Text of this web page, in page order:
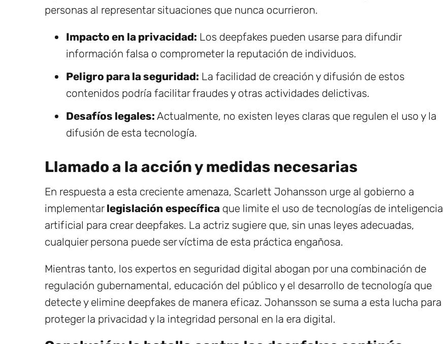
personas al representar situaciones que nunca ocurrieron.
Impacto en la privacidad: Los deepfakes pueden usarse para difundir
información falsa o comprometer la reputación de individuos.
Peligro para la seguridad: La facilidad de creación y difusión de estos
contenidos podría facilitar fraudes y otras actividades delictivas.
Desafíos legales: Actualmente, no existen leyes claras que regulen el uso y la
difusión de esta tecnología.
Llamado a la acción y medidas necesarias
En respuesta a esta creciente amenaza, Scarlett Johansson urge al gobierno a
implementar legislación específica que limite el uso de tecnologías de inteligencia
artificial para crear deepfakes. La actriz sugiere que, sin unas leyes adecuadas,
cualquier persona puede ser víctima de esta práctica engañosa.
Mientras tanto, los expertos en seguridad digital abogan por una combinación de
regulación gubernamental, educación del público y el desarrollo de tecnología que
detecte y elimine deepfakes de manera eficaz. Johansson se suma a esta lucha para
proteger la privacidad y la integridad personal en la era digital.